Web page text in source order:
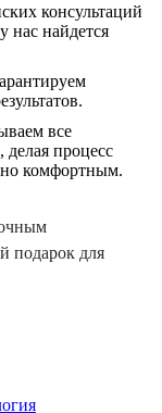
консультаций
нас найдется
все
делая процесс
комфортным.
подарок для